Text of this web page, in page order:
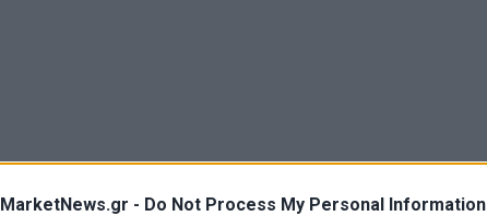
MarketNews.gr - Do Not Process My Personal Information